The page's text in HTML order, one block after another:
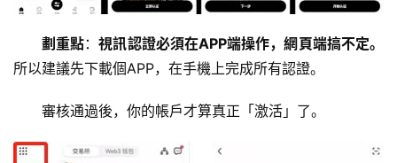
劃重點：視訊認證必須在APP端操作，網頁端搞不定。
所以建議先下載個APP，在手機上完成所有認證。
審核通過後，你的帳戶才算真正「激活」了。